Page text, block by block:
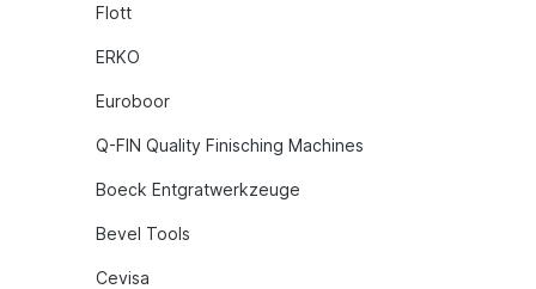
Flott
ERKO
Euroboor
Q-FIN Quality Finisching Machines
Boeck Entgratwerkzeuge
Bevel Tools
Cevisa